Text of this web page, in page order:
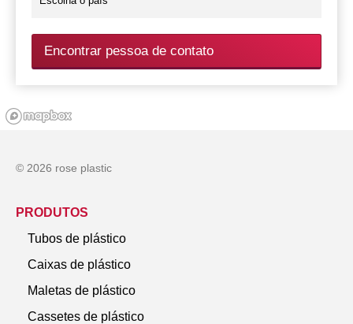
Encontrar pessoa de contato
© 2026 rose plastic
PRODUTOS
Tubos de plástico
Caixas de plástico
Maletas de plástico
Cassetes de plástico